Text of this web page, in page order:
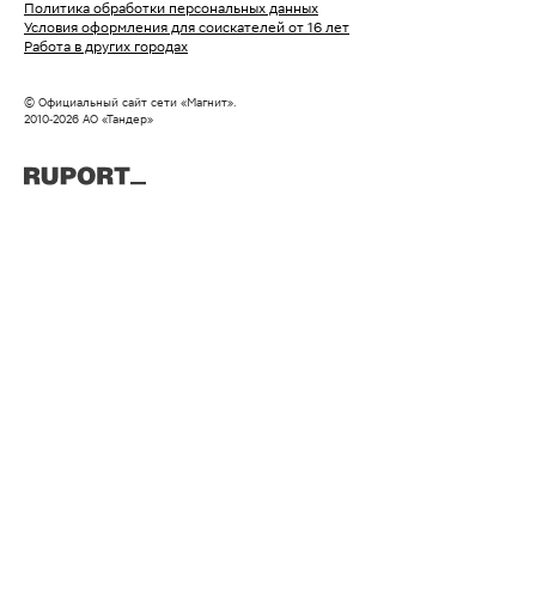
Политика обработки персональных данных
Условия оформления для соискателей от 16 лет
Работа в других городах
© Официальный сайт сети «Магнит».
2010‑2026 АО «Тандер»